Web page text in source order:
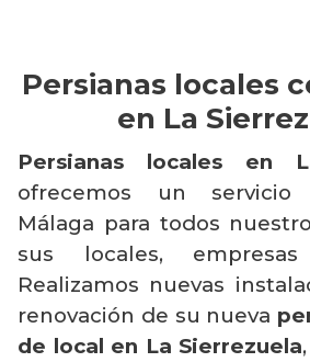
Persianas locales
en La
Persianas locales en
ofrecemos un
Málaga para todos
sus locales,
Realizamos nuevas
renovación de su nueva
de local en La Sierrezuela